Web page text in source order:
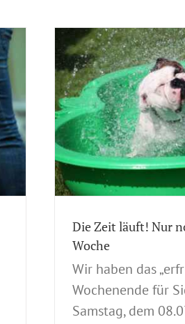
CACIB
2017
Die Zeit läuft! Nur
Woche
Wir haben das
Wochenende für
Samstag, dem